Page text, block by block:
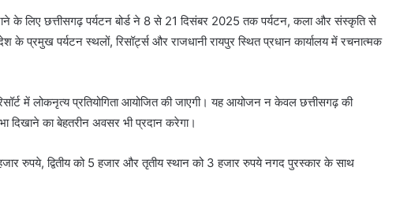
के लिए छत्तीसगढ़ पर्यटन बोर्ड ने 8 से 21 दिसंबर 2025 तक पर्यटन, कला और संस्कृति से
के प्रमुख पर्यटन स्थलों, रिसॉर्ट्स और राजधानी रायपुर स्थित प्रधान कार्यालय में रचनात्मक
में लोकनृत्य प्रतियोगिता आयोजित की जाएगी। यह आयोजन न केवल छत्तीसगढ़ की
दिखाने का बेहतरीन अवसर भी प्रदान करेगा।
हजार रुपये, द्वितीय को 5 हजार और तृतीय स्थान को 3 हजार रुपये नगद पुरस्कार के साथ